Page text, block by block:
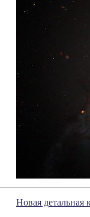
Новая детальная